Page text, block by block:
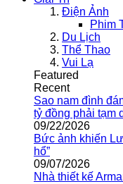
Điện Ảnh
Phim
Du Lịch
Thể Thao
Vui Lạ
Featured
Recent
Sao nam đình
tỷ đồng phải tạm
09/22/2026
Bức ảnh khiến
hổ”
09/07/2026
Nhà thiết kế